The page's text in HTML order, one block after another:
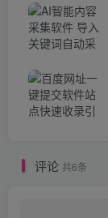
评论 共6条